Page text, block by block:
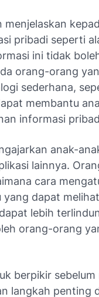
menjelaskan
pribadi seperti
ini tidak
orang-orang
sederhana,
membantu
informasi
anak-
lainnya.
cara
dapat
lebih
orang-orang
berpikir sebelum
langkah penting